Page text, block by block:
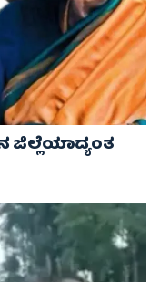
ಜಿಲ್ಲೆಯಾದ್ಯಂತ